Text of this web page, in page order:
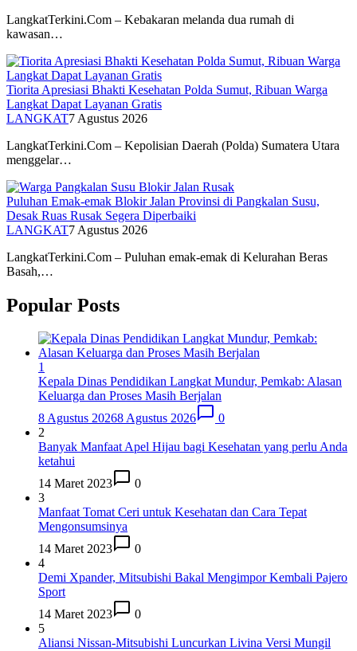
LangkatTerkini.Com – Kebakaran melanda dua rumah di
kawasan…
Tiorita Apresiasi Bhakti Kesehatan Polda Sumut, Ribuan Warga
Langkat Dapat Layanan Gratis
LANGKAT7 Agustus 2026
LangkatTerkini.Com – Kepolisian Daerah (Polda) Sumatera Utara
menggelar…
Puluhan Emak-emak Blokir Jalan Provinsi di Pangkalan Susu,
Desak Ruas Rusak Segera Diperbaiki
LANGKAT7 Agustus 2026
LangkatTerkini.Com – Puluhan emak-emak di Kelurahan Beras
Basah,…
Popular Posts
1
Kepala Dinas Pendidikan Langkat Mundur, Pemkab: Alasan
Keluarga dan Proses Masih Berjalan
8 Agustus 20268 Agustus 2026
0
2
Banyak Manfaat Apel Hijau bagi Kesehatan yang perlu Anda
ketahui
14 Maret 2023
0
3
Manfaat Tomat Ceri untuk Kesehatan dan Cara Tepat
Mengonsumsinya
14 Maret 2023
0
4
Demi Xpander, Mitsubishi Bakal Mengimpor Kembali Pajero
Sport
14 Maret 2023
0
5
Aliansi Nissan-Mitsubishi Luncurkan Livina Versi Mungil